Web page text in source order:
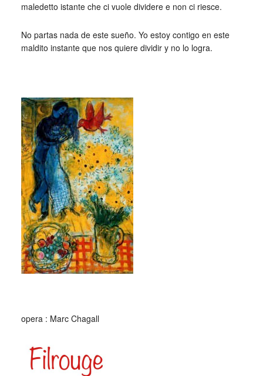
maledetto istante che ci vuole dividere e non ci riesce.
No partas nada de este sueño. Yo estoy contigo en este
maldito instante que nos quiere dividir y no lo logra.
opera : Marc Chagall